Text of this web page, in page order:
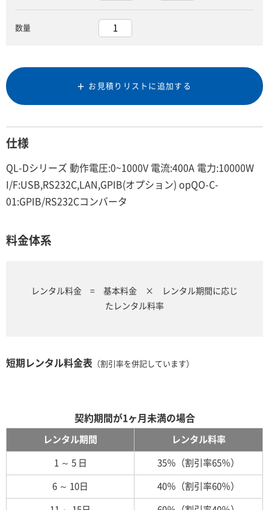
数量
お見積りリストに追加する
仕様
QL-Dシリーズ 動作電圧:0~1000V 電流:400A 電力:10000W
I/F:USB,RS232C,LAN,GPIB(オプション) opQO-C-
01:GPIB/RS232Cコンバータ
料金体系
レンタル料金 = 基本料金 × レンタル期間に応じ
たレンタル料率
短期レンタル料金表 （割引率を併記しています）
契約期間が1ヶ月未満の場合
レンタル期間 レンタル料率
1 ～ 5 日 35％（割引率65％）
6 ～ 10日 40％（割引率60％）